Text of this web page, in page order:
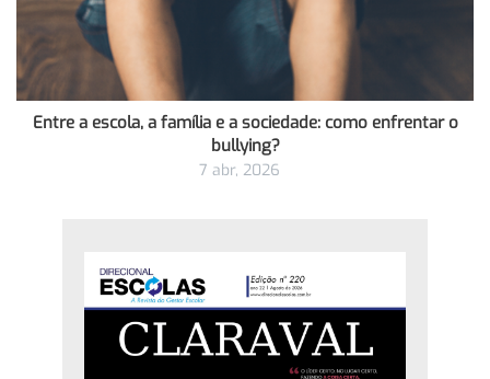
Entre a escola, a família e a sociedade: como enfrentar o
bullying?
7 abr, 2026